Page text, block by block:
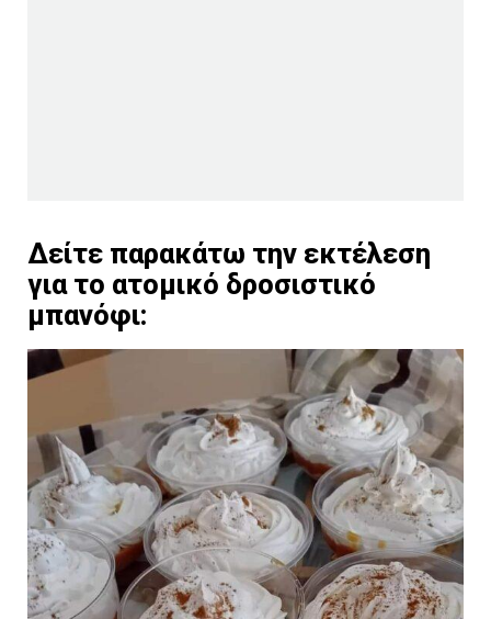
Δείτε παρακάτω την εκτέλεση
για το ατομικό δροσιστικό
μπανόφι: